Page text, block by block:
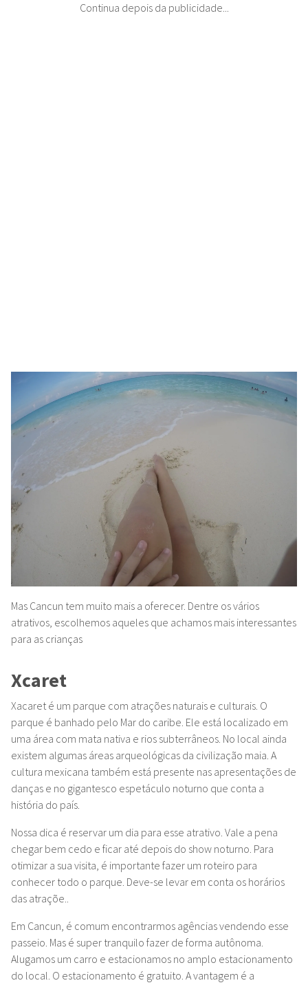
Continua depois da publicidade...
Mas Cancun tem muito mais a oferecer. Dentre os vários
atrativos, escolhemos aqueles que achamos mais interessantes
para as crianças
Xcaret
Xacaret é um parque com atrações naturais e culturais. O
parque é banhado pelo Mar do caribe. Ele está localizado em
uma área com mata nativa e rios subterrâneos. No local ainda
existem algumas áreas arqueológicas da civilização maia. A
cultura mexicana também está presente nas apresentações de
danças e no gigantesco espetáculo noturno que conta a
história do país.
Nossa dica é reservar um dia para esse atrativo. Vale a pena
chegar bem cedo e ficar até depois do show noturno. Para
otimizar a sua visita, é importante fazer um roteiro para
conhecer todo o parque. Deve-se levar em conta os horários
das atraçõe..
Em Cancun, é comum encontrarmos agências vendendo esse
passeio. Mas é super tranquilo fazer de forma autônoma.
Alugamos um carro e estacionamos no amplo estacionamento
do local. O estacionamento é gratuito. A vantagem é a